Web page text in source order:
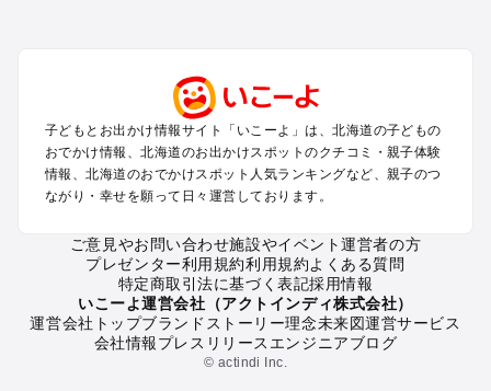
函館・湯の川温泉・大沼・松前のプールお出かけ
帯広・十勝・サホロ・狩勝高原のプールお出かけ
千歳・石狩・空知・美唄のプールお出かけ
小樽・積丹・キロロのプールお出かけ
富良野・美瑛・トマム・占冠のプールお出かけ
知床・ウトロ・羅臼・網走・北見のプールお出かけ
釧路・阿寒・屈斜路・川湯・根室のプールお出かけ
えりも・日高・新冠のプールお出かけ
稚内・宗谷岬・留萌のプールお出かけ
離島（利尻・礼文・天売・焼尻）のプールお出かけ
子どもとお出かけ情報サイト「いこーよ」は、北海道の子どもの
おでかけ情報、北海道のお出かけスポットのクチコミ・親子体験
情報、北海道のおでかけスポット人気ランキングなど、親子のつ
ながり・幸せを願って日々運営しております。
ご意見やお問い合わせ施設やイベント運営者の方
プレゼンター利用規約利用規約よくある質問
特定商取引法に基づく表記採用情報
いこーよ運営会社（アクトインディ株式会社）
運営会社トップブランドストーリー理念未来図運営サービス
会社情報プレスリリース エンジニアブログ
© actindi Inc.